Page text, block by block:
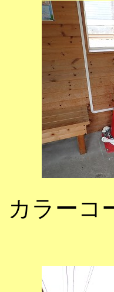
カラーコ